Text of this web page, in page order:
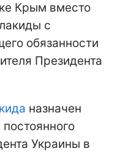
Крым вместо
с
обязанности
Президента
назначен
Украины в